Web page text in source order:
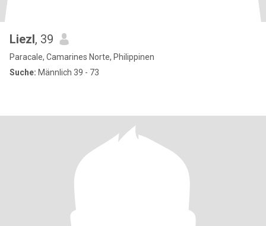
Liezl, 39
Paracale, Camarines Norte, Philippinen
Suche: Männlich 39 - 73